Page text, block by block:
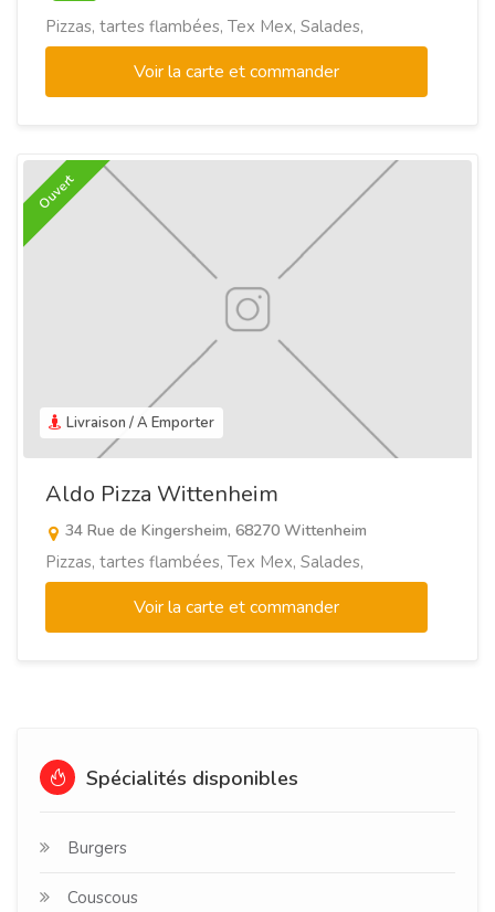
Pizzas, tartes flambées, Tex Mex, Salades,
Voir la carte et commander
Livraison / A Emporter
Ouvert
Aldo Pizza Wittenheim
34 Rue de Kingersheim, 68270 Wittenheim
Pizzas, tartes flambées, Tex Mex, Salades,
Voir la carte et commander
Spécialités disponibles
Burgers
Couscous